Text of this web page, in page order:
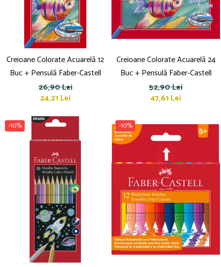
Creioane Colorate Acuarelă 12
Buc + Pensulă Faber-Castell
26,90 Lei
24,21 Lei
Creioane Colorate Acuarelă 24
Buc + Pensulă Faber-Castell
52,90 Lei
47,61 Lei
-10% -10%